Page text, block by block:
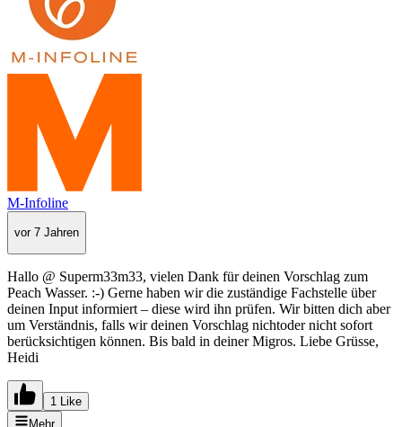
M-Infoline
vor 7 Jahren
Hallo @ Superm33m33, vielen Dank für deinen Vorschlag zum
Peach Wasser. :-) Gerne haben wir die zuständige Fachstelle über
deinen Input informiert – diese wird ihn prüfen. Wir bitten dich aber
um Verständnis, falls wir deinen Vorschlag nichtoder nicht sofort
berücksichtigen können. Bis bald in deiner Migros. Liebe Grüsse,
Heidi
1 Like
Mehr